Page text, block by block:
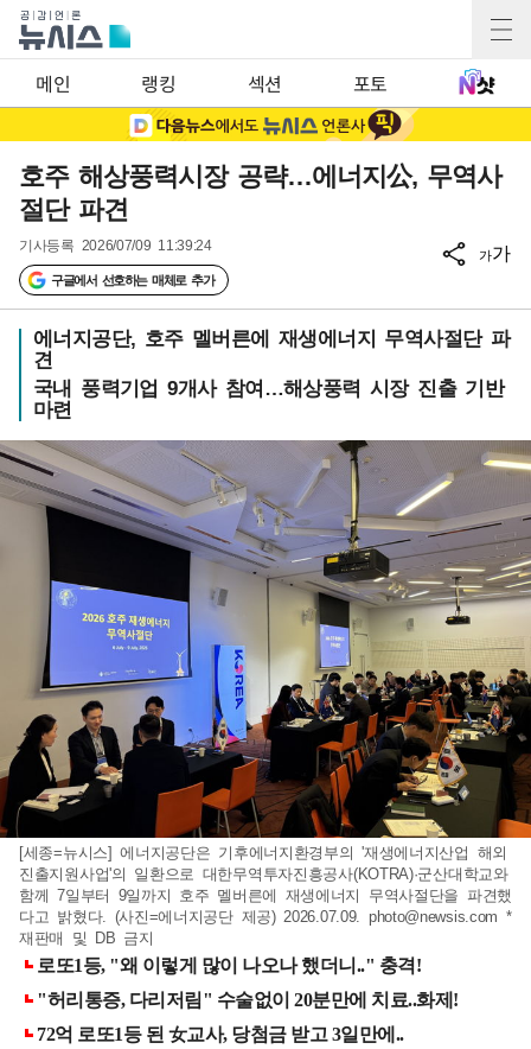
메인 랭킹 섹션 포토
호주 해상풍력시장 공략…에너지公, 무역사
절단 파견
기사등록 2026/07/09 11:39:24
구글에서 선호하는 매체로 추가
가가
에너지공단, 호주 멜버른에 재생에너지 무역사절단 파
견
국내 풍력기업 9개사 참여…해상풍력 시장 진출 기반
마련
[세종=뉴시스] 에너지공단은 기후에너지환경부의 '재생에너지산업 해외
진출지원사업'의 일환으로 대한무역투자진흥공사(KOTRA)·군산대학교와
함께 7일부터 9일까지 호주 멜버른에 재생에너지 무역사절단을 파견했
다고 밝혔다. (사진=에너지공단 제공) 2026.07.09. photo@newsis.com *
재판매 및 DB 금지